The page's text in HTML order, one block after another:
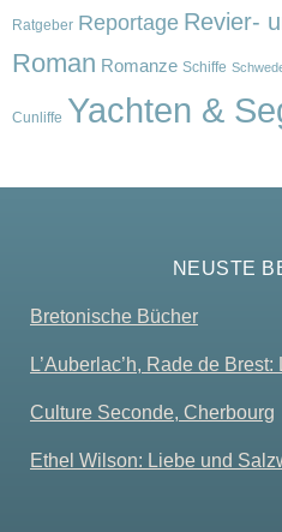
Ratgeber Reportage Revier-
Roman Romanze Schiffe
Cunliffe Yachten &
NEUSTE
Bretonische Bücher
L’Auberlac’h, Rade de Brest:
Culture Seconde, Cherbourg
Ethel Wilson: Liebe und